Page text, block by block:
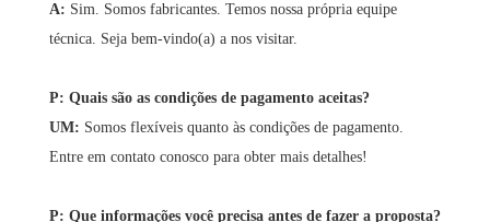
A: Sim. Somos fabricantes. Temos nossa própria equipe
técnica. Seja bem-vindo(a) a nos visitar.
P: Quais são as condições de pagamento aceitas?
UM: Somos flexíveis quanto às condições de pagamento.
Entre em contato conosco para obter mais detalhes!
P: Que informações você precisa antes de fazer a proposta?